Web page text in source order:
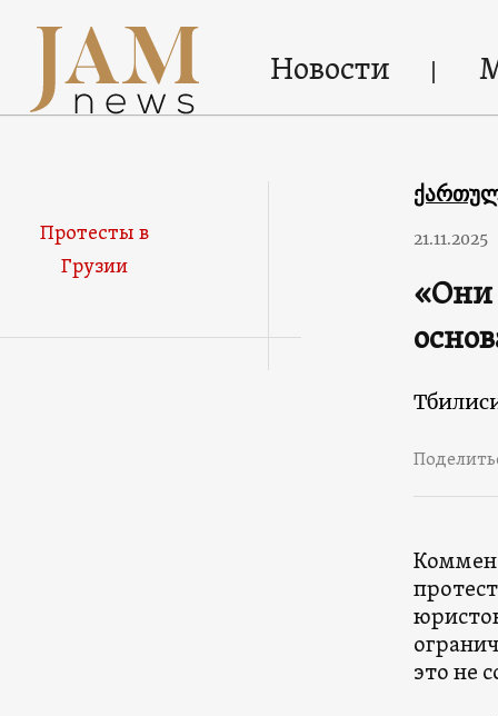
Новости
Протесты в
Грузии
21.11.2025
«Они
это не